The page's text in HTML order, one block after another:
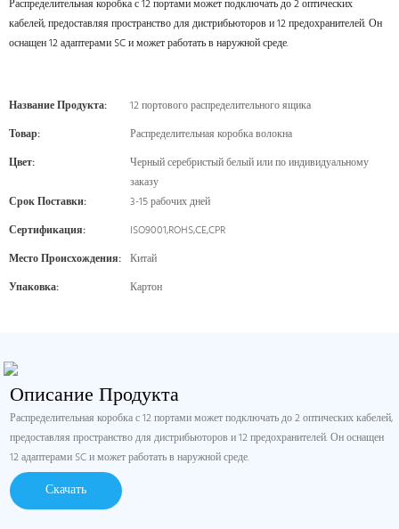
Распределительная коробка с 12 портами может подключать до 2 оптических
кабелей, предоставляя пространство для дистрибьюторов и 12 предохранителей. Он
оснащен 12 адаптерами SC и может работать в наружной среде.
Название Продукта:
12 портового распределительного ящика
Товар:
Распределительная коробка волокна
Цвет:
Черный серебристый белый или по индивидуальному
заказу
Срок Поставки:
3-15 рабочих дней
Сертификация:
ISO9001,ROHS,CE,CPR
Место Происхождения: Китай
Упаковка:
Картон
Описание Продукта
Распределительная коробка с 12 портами может подключать до 2 оптических кабелей,
предоставляя пространство для дистрибьюторов и 12 предохранителей. Он оснащен
12 адаптерами SC и может работать в наружной среде.
Скачать